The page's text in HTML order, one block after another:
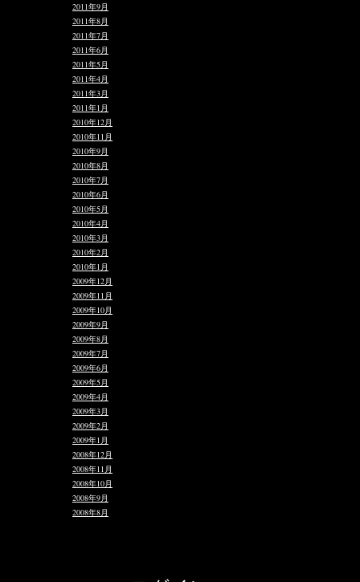
2011年9月
2011年8月
2011年7月
2011年6月
2011年5月
2011年4月
2011年3月
2011年1月
2010年12月
2010年11月
2010年9月
2010年8月
2010年7月
2010年6月
2010年5月
2010年4月
2010年3月
2010年2月
2010年1月
2009年12月
2009年11月
2009年10月
2009年9月
2009年8月
2009年7月
2009年6月
2009年5月
2009年4月
2009年3月
2009年2月
2009年1月
2008年12月
2008年11月
2008年10月
2008年9月
2008年8月